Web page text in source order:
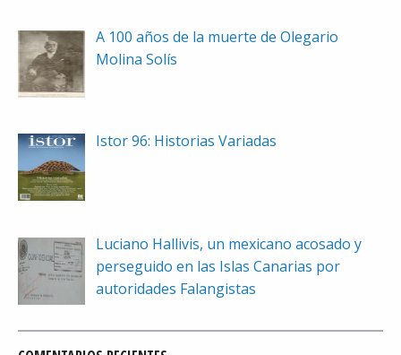
A 100 años de la muerte de Olegario
Molina Solís
Istor 96: Historias Variadas
Luciano Hallivis, un mexicano acosado y
perseguido en las Islas Canarias por
autoridades Falangistas